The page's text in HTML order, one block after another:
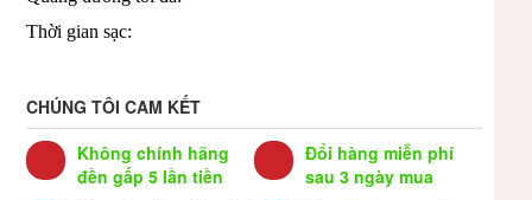
Thời gian sạc:
CHÚNG TÔI CAM KẾT
Không chính hãng
đền gấp 5 lần tiền
Đổi hàng miễn phí
sau 3 ngày mua